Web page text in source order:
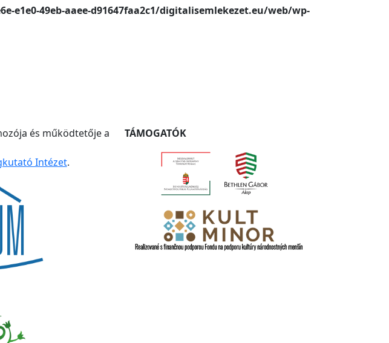
e1e0-49eb-aaee-d91647faa2c1/digitalisemlekezet.eu/web/wp-
és működtetője a
Intézet.
TÁMOGATÓK